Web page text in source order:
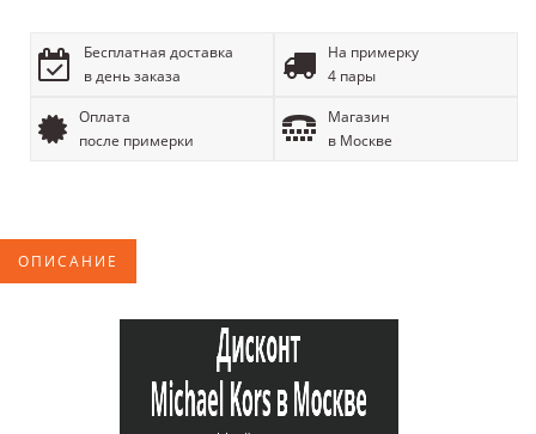
Бесплатная доставка
в день заказа
На примерку
4 пары
Оплата
после примерки
Магазин
в Москве
ОПИСАНИЕ